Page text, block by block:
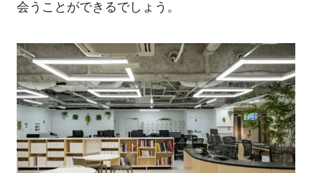
会うことができるでしょう。